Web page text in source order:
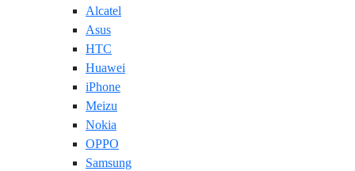
Alcatel
Asus
HTC
Huawei
iPhone
Meizu
Nokia
OPPO
Samsung